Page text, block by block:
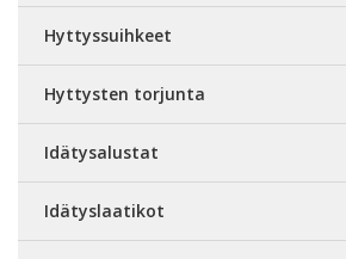
Hyttyssuihkeet
Hyttysten torjunta
Idätysalustat
Idätyslaatikot